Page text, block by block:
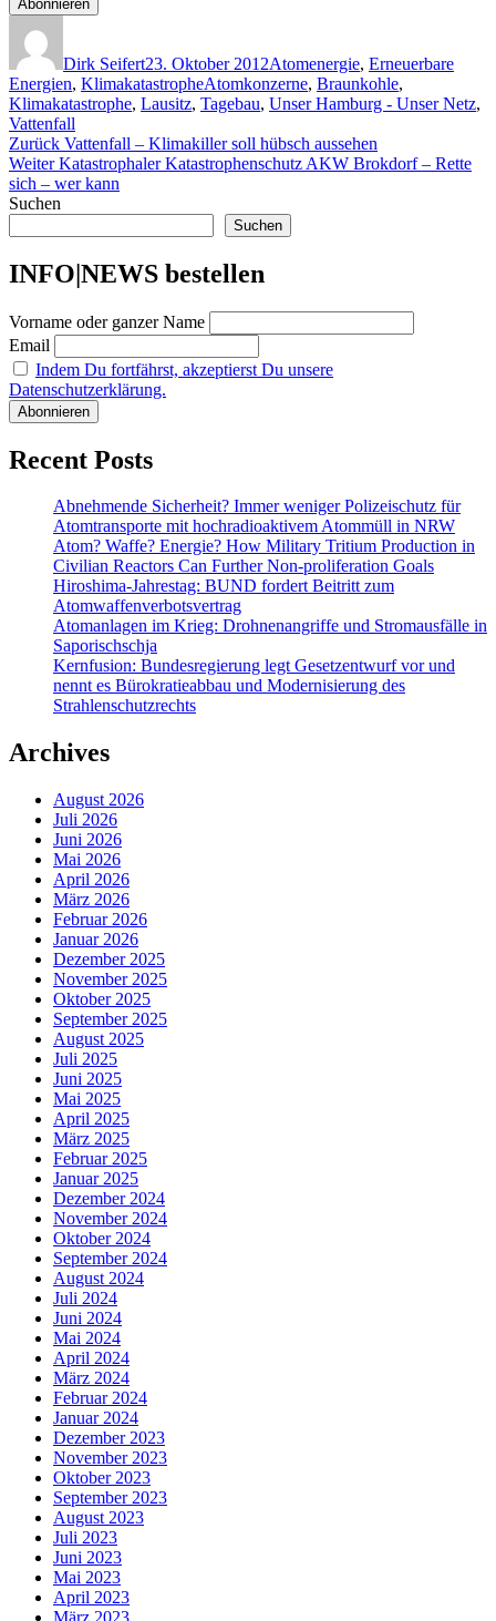
Dirk Seifert23. Oktober 2012Atomenergie, Erneuerbare
Energien, KlimakatastropheSchlagwörter
Atomkonzerne, Braunkohle,
Klimakatastrophe, Lausitz, Tagebau, Unser Hamburg - Unser Netz,
Vattenfall
Beitragsnavigation
Zurück Vorheriger
Beitrag:
Vattenfall – Klimakiller soll hübsch aussehen
Weiter Nächster
Beitrag:
Katastrophaler Katastrophenschutz AKW Brokdorf – Rette
sich – wer kann
Suchen
Suchen
INFO|NEWS bestellen
Vorname oder ganzer Name
Email
Indem Du fortfährst, akzeptierst Du unsere
Datenschutzerklärung.
Recent Posts
Abnehmende Sicherheit? Immer weniger Polizeischutz für
Atomtransporte mit hochradioaktivem Atommüll in NRW
Atom? Waffe? Energie? How Military Tritium Production in
Civilian Reactors Can Further Non-proliferation Goals
Hiroshima-Jahrestag: BUND fordert Beitritt zum
Atomwaffenverbotsvertrag
Atomanlagen im Krieg: Drohnenangriffe und Stromausfälle in
Saporischschja
Kernfusion: Bundesregierung legt Gesetzentwurf vor und
nennt es Bürokratieabbau und Modernisierung des
Strahlenschutzrechts
Archives
August 2026
Juli 2026
Juni 2026
Mai 2026
April 2026
März 2026
Februar 2026
Januar 2026
Dezember 2025
November 2025
Oktober 2025
September 2025
August 2025
Juli 2025
Juni 2025
Mai 2025
April 2025
März 2025
Februar 2025
Januar 2025
Dezember 2024
November 2024
Oktober 2024
September 2024
August 2024
Juli 2024
Juni 2024
Mai 2024
April 2024
März 2024
Februar 2024
Januar 2024
Dezember 2023
November 2023
Oktober 2023
September 2023
August 2023
Juli 2023
Juni 2023
Mai 2023
April 2023